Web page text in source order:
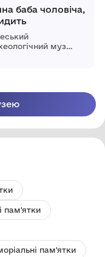
баба чоловіча,
музей
пам'ятки
пам'ятки